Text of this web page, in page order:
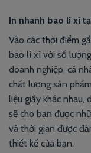
In nhanh bao lì xì
Vào các thời điểm
bao lì xì với số
doanh nghiệp, cá
chất lượng sản
liệu giấy khác nhau,
sẽ cho bạn được
và thời gian được
thiết kế của bạn.